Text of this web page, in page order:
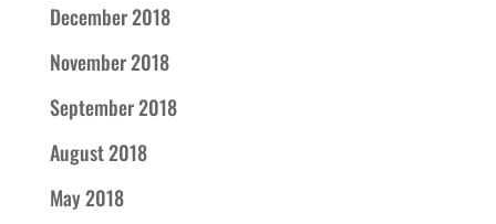
December 2018
November 2018
September 2018
August 2018
May 2018